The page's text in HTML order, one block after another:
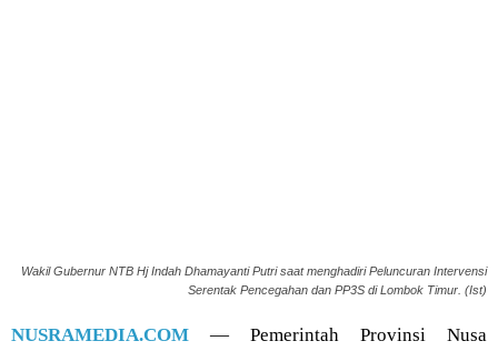
Wakil Gubernur NTB Hj Indah Dhamayanti Putri saat menghadiri Peluncuran Intervensi
Serentak Pencegahan dan PP3S di Lombok Timur. (Ist)
NUSRAMEDIA.COM — Pemerintah Provinsi Nusa